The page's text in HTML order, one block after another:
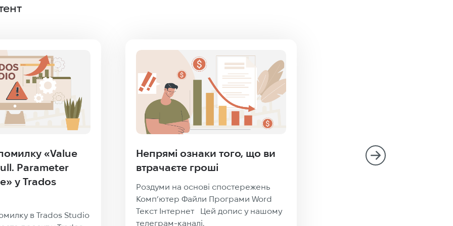
«Value
Parameter
у Trados
в Trados Studio
Непрямі ознаки того, що ви
втрачаєте гроші
Роздуми на основі спостережень
Комп’ютер Файли Програми Word
Текст Інтернет Цей допис у нашому
телеграм-каналі.
Чим відрізняються між
строк і термін